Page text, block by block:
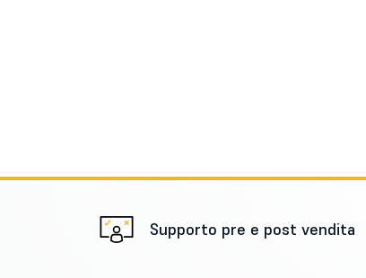
Supporto pre e post vendita